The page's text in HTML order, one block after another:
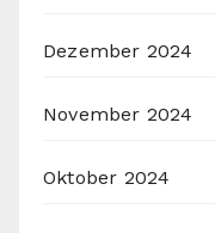
Dezember 2024
November 2024
Oktober 2024